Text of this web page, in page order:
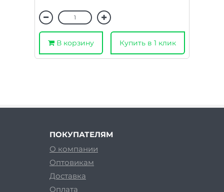
В корзину Купить в 1 клик
ПОКУПАТЕЛЯМ
О компании
Оптовикам
Доставка
Оплата